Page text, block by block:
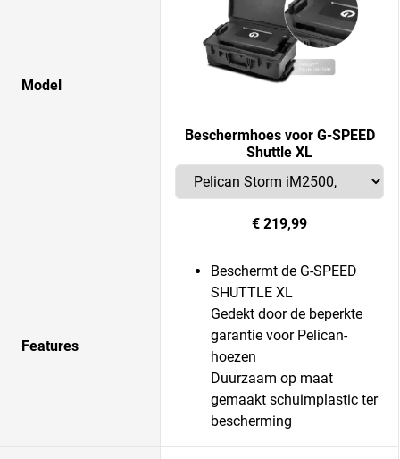
Model
Beschermhoes voor G-SPEED
Shuttle XL
€ 219,99
Features
Beschermt de G-SPEED
SHUTTLE XL
Gedekt door de beperkte
garantie voor Pelican-
hoezen
Duurzaam op maat
gemaakt schuimplastic ter
bescherming